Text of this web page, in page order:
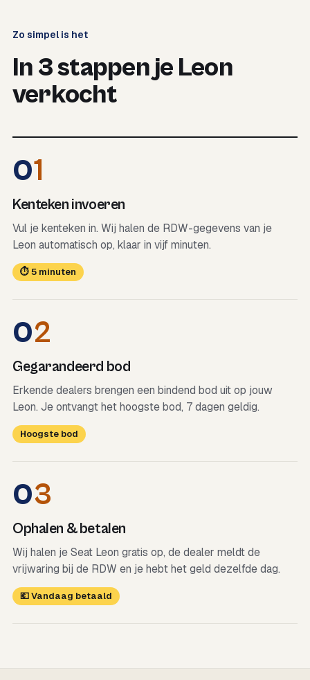
Zo simpel is het
In 3 stappen je Leon
verkocht
01
Kenteken invoeren
Vul je kenteken in. Wij halen de RDW-gegevens van je
Leon automatisch op, klaar in vijf minuten.
⏱ 5 minuten
02
Gegarandeerd bod
Erkende dealers brengen een bindend bod uit op jouw
Leon. Je ontvangt het hoogste bod, 7 dagen geldig.
Hoogste bod
03
Ophalen & betalen
Wij halen je Seat Leon gratis op, de dealer meldt de
vrijwaring bij de RDW en je hebt het geld dezelfde dag.
💶 Vandaag betaald